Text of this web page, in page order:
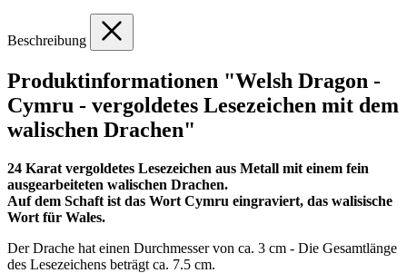
Beschreibung
Produktinformationen "Welsh Dragon -
Cymru - vergoldetes Lesezeichen mit dem
walischen Drachen"
24 Karat vergoldetes Lesezeichen aus Metall mit einem fein
ausgearbeiteten walischen Drachen.
Auf dem Schaft ist das Wort Cymru eingraviert, das walisische
Wort für Wales.
Der Drache hat einen Durchmesser von ca. 3 cm - Die Gesamtlänge
des Lesezeichens beträgt ca. 7.5 cm.